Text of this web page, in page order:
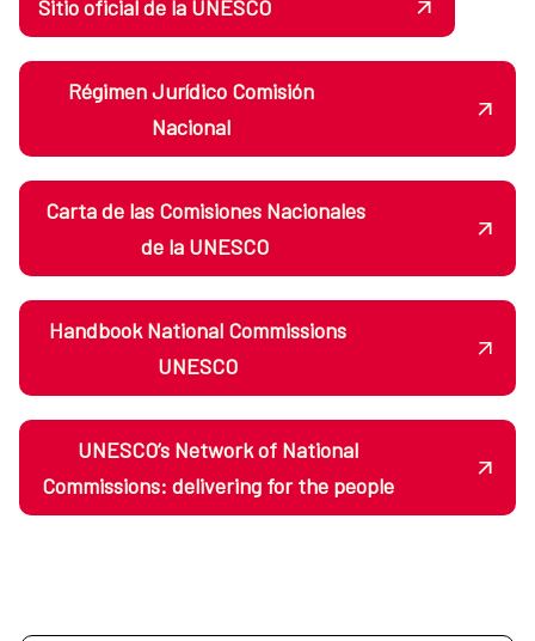
Sitio oficial de la UNESCO
Régimen Jurídico Comisión
Nacional
Carta de las Comisiones Nacionales
de la UNESCO
Handbook National Commissions
UNESCO
UNESCO’s Network of National
Commissions: delivering for the people